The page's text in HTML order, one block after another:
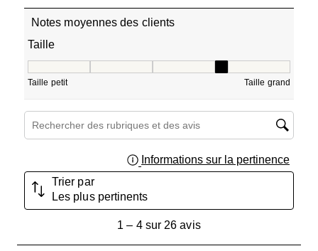
Notes moyennes des clients
Taille
Taille petit Taille grand
Zone de recherche de sujet et d'avis
Informations sur la pertinence
Trier par
Les plus pertinents
1 – 4 sur 26 avis